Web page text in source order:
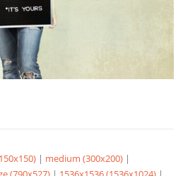
| medium (300x200) |